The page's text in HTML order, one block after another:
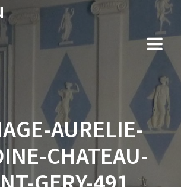
Skip
content
AURELIE-
CHATEAU-